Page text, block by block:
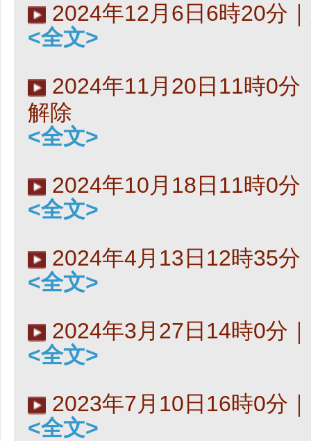
2024年12月6日6時20分
<全文>
2024年11月20日11時0分
解除
<全文>
2024年10月18日11時0分
<全文>
2024年4月13日12時35分
<全文>
2024年3月27日14時0分
<全文>
2023年7月10日16時0分
<全文>